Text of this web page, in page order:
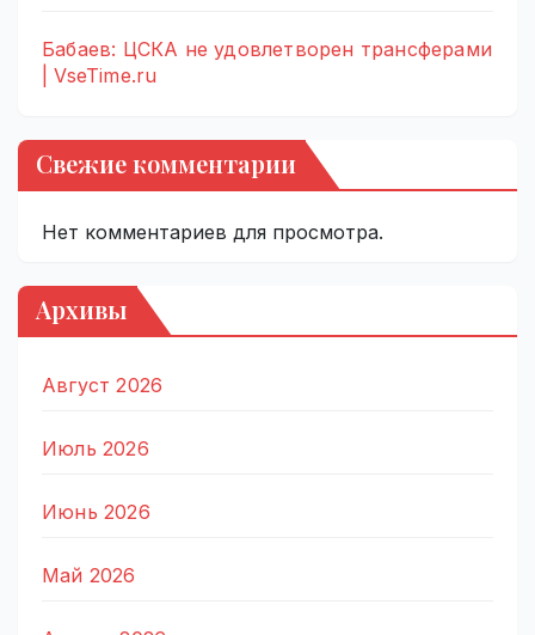
Бабаев: ЦСКА не удовлетворен трансферами
| VseTime.ru
Свежие комментарии
Нет комментариев для просмотра.
Архивы
Август 2026
Июль 2026
Июнь 2026
Май 2026